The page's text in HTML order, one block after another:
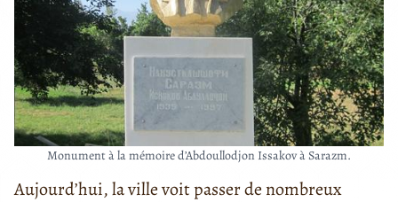
Monument à la mémoire d’Abdoullodjon Issakov à Sarazm.
Aujourd’hui, la ville voit passer de nombreux